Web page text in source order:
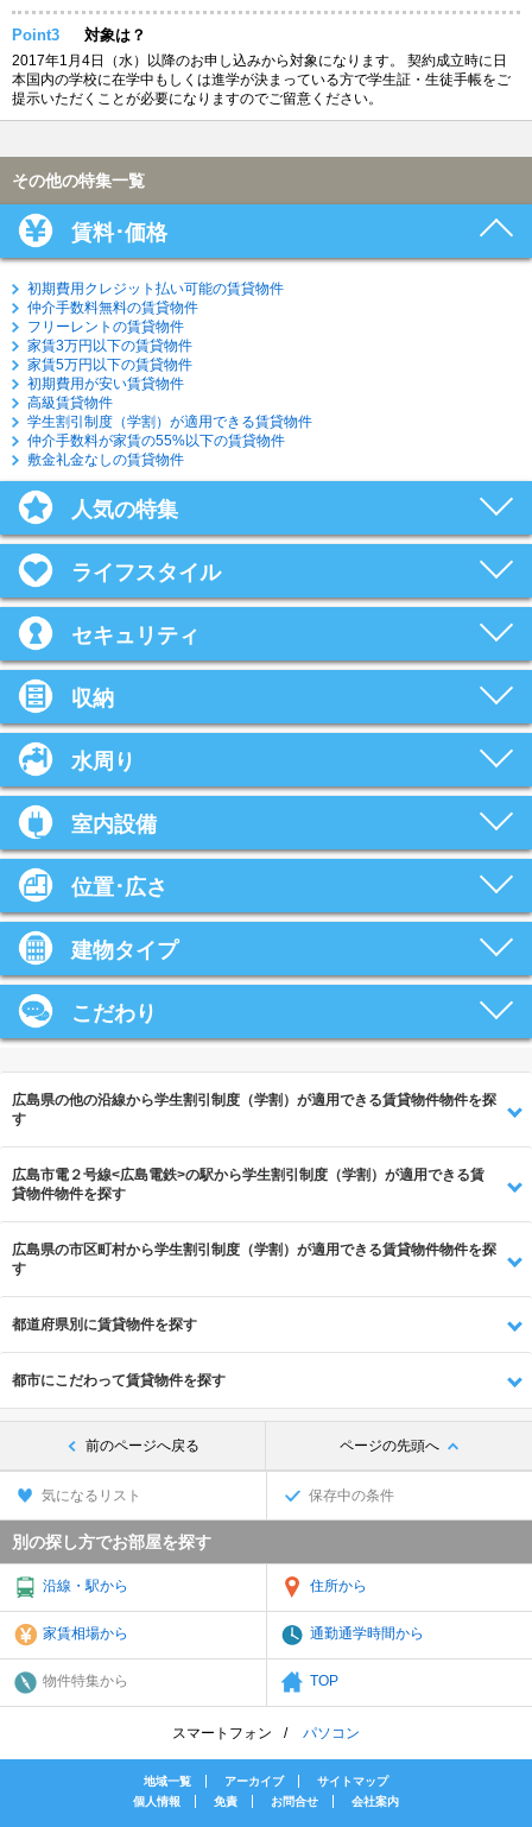
Point3 対象は？
2017年1月4日（水）以降のお申し込みから対象になります。 契約成立時に日
本国内の学校に在学中もしくは進学が決まっている方で学生証・生徒手帳をご
提示いただくことが必要になりますのでご留意ください。
その他の特集一覧
賃料･価格
初期費用クレジット払い可能の賃貸物件
仲介手数料無料の賃貸物件
フリーレントの賃貸物件
家賃3万円以下の賃貸物件
家賃5万円以下の賃貸物件
初期費用が安い賃貸物件
高級賃貸物件
学生割引制度（学割）が適用できる賃貸物件
仲介手数料が家賃の55%以下の賃貸物件
敷金礼金なしの賃貸物件
人気の特集
ライフスタイル
セキュリティ
収納
水周り
室内設備
位置･広さ
建物タイプ
こだわり
広島県の他の沿線から学生割引制度（学割）が適用できる賃貸物件物件を探
す
広島市電２号線<広島電鉄>の駅から学生割引制度（学割）が適用できる賃
貸物件物件を探す
広島県の市区町村から学生割引制度（学割）が適用できる賃貸物件物件を探
す
都道府県別に賃貸物件を探す
都市にこだわって賃貸物件を探す
前のページへ戻る ページの先頭へ
気になるリスト 保存中の条件
別の探し方でお部屋を探す
沿線・駅から 住所から
家賃相場から 通勤通学時間から
物件特集から TOP
スマートフォン パソコン
地域一覧 アーカイブ
サイトマップ
個人情報
免責 お問合せ 会社案内